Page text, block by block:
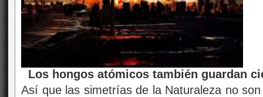
Los hongos atómicos también guardan
Así que las simetrías de la Naturaleza no